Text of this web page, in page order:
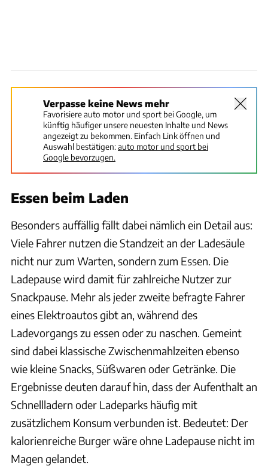
Verpasse keine News mehr
Favorisiere auto motor und sport bei Google, um
künftig häufiger unsere neuesten Inhalte und News
angezeigt zu bekommen. Einfach Link öffnen und
Auswahl bestätigen:auto motor und sport bei
Google bevorzugen.
Essen beim Laden
Besonders auffällig fällt dabei nämlich ein Detail aus:
Viele Fahrer nutzen die Standzeit an der Ladesäule
nicht nur zum Warten, sondern zum Essen. Die
Ladepause wird damit für zahlreiche Nutzer zur
Snackpause. Mehr als jeder zweite befragte Fahrer
eines Elektroautos gibt an, während des
Ladevorgangs zu essen oder zu naschen. Gemeint
sind dabei klassische Zwischenmahlzeiten ebenso
wie kleine Snacks, Süßwaren oder Getränke. Die
Ergebnisse deuten darauf hin, dass der Aufenthalt an
Schnellladern oder Ladeparks häufig mit
zusätzlichem Konsum verbunden ist. Bedeutet: Der
kalorienreiche Burger wäre ohne Ladepause nicht im
Magen gelandet.